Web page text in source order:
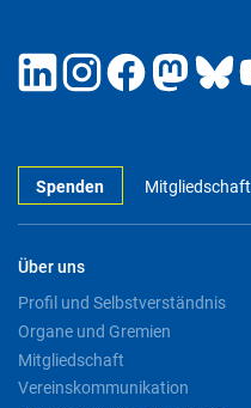
Spenden Mitgliedschaft
Über uns
Profil und Selbstverständnis
Organe und Gremien
Mitgliedschaft
Vereinskommunikation